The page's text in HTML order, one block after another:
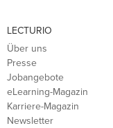
LECTURIO
Über uns
Presse
Jobangebote
eLearning-Magazin
Karriere-Magazin
Newsletter